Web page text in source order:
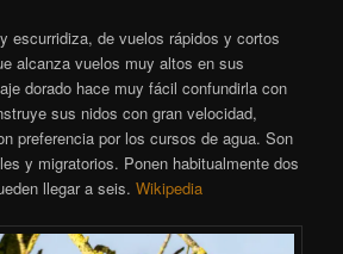
escurridiza, de vuelos rápidos y cortos
alcanza vuelos muy altos en sus
dorado hace muy fácil confundirla con
sus nidos con gran velocidad,
preferencia por los cursos de agua. Son
y migratorios. Ponen habitualmente dos
llegar a seis.Wikipedia